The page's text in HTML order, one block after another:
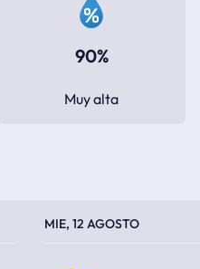
90%
Muy alta
MIE, 12 AGOSTO